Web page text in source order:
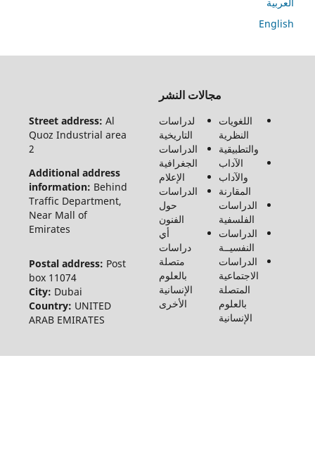
مجالات النشر
اللغويات
الآداب
الدراسات
الدراسات
الدراسات
لدراسات
التاريخية
الدراسات
الجغرافية
الإعلام
الدراسات
حول
الفنون
أي
دراسات
متصلة
بالعلوم
الإنسانية
الأخرى
Street address:
Quoz Industrial area
Additional address
information:
Behind
Traffic Department,
Near Mall of
Postal address:
Post
box 11074
City:
Country:
ARAB EMIRATES
لـ مجلة
الإنسانيات
والاجتماع
©2026